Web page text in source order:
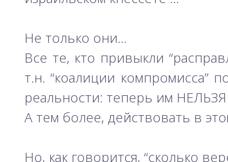
Не только они…
Все те, кто привыкли
т.н. “коалиции компромисса”
реальности: теперь им
А тем более, действовать в
Но, как говорится, “сколько